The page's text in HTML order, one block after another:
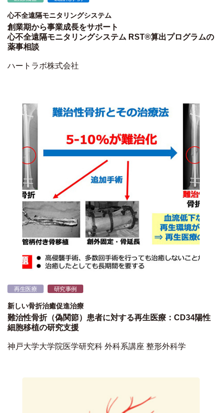
心不全遠隔モニタリングシステム
創業期から事業成長をサポート
心不全遠隔モニタリングシステム RST®算出プログラムの
薬事相談
ハートラボ株式会社
再生医療 研究事例
新しい骨折治癒促進治療
難治性骨折（偽関節）患者に対する再生医療：CD34陽性
細胞移植の研究支援
神戸大学大学院医学研究科 外科系講座 整形外科学